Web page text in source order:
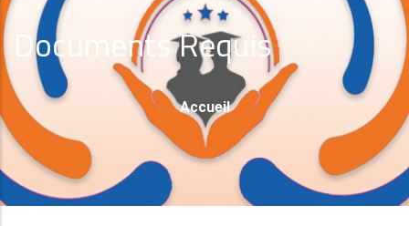
Documents Requis
Fil
D'Ariane
Accueil